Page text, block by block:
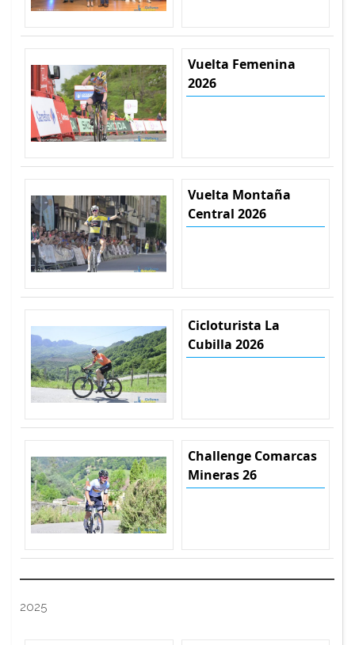
Vuelta Femenina
2026
Vuelta Montaña
Central 2026
Cicloturista La
Cubilla 2026
Challenge Comarcas
Mineras 26
2025